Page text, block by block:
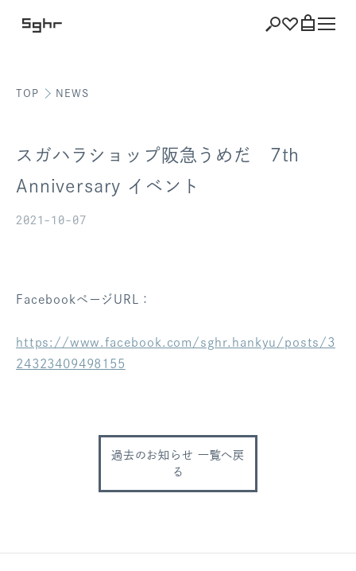
ショッピング バッグを見る
お気に入り
TOP NEWS
スガハラショップ阪急うめだ 7th
Anniversary イベント
2021-10-07
FacebookページURL：
https://www.facebook.com/sghr.hankyu/posts/3
24323409498155
過去のお知らせ 一覧へ戻
る